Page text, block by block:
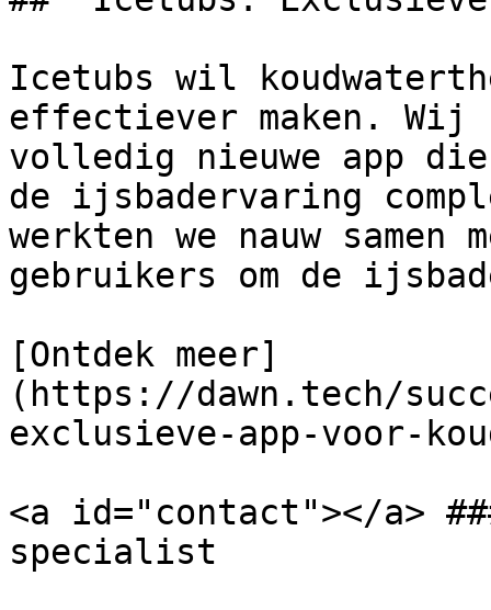
Icetubs wil
effectiever maken. Wij
volledig nieuwe app
de ijsbadervaring
werkten we nauw samen
gebruikers om de
[Ontdek meer]
(https://dawn.tech/
exclusieve-app-voor-
<a id="contact"></a>
specialist